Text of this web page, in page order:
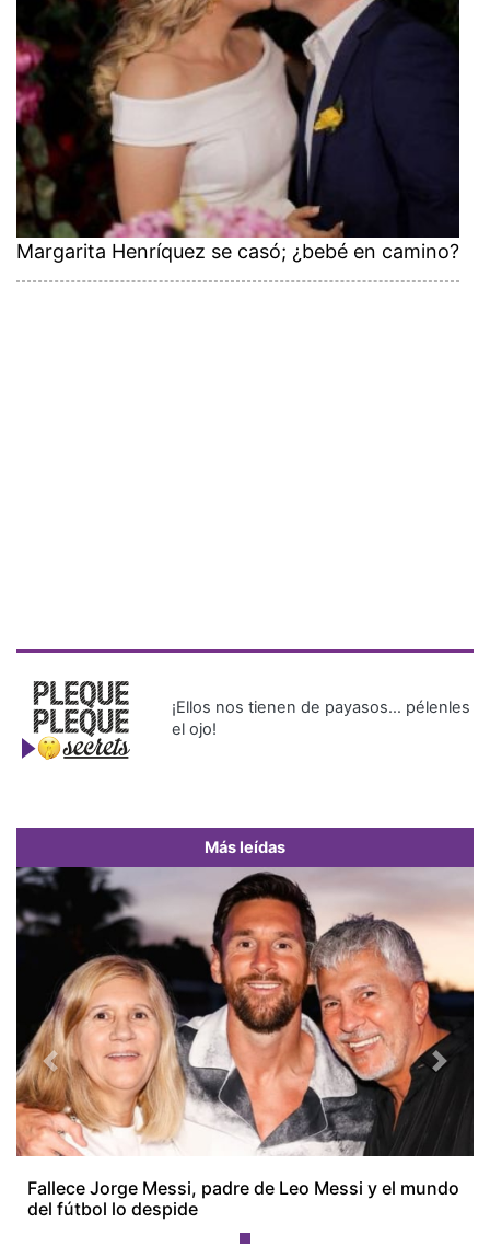
Margarita Henríquez se casó; ¿bebé en camino?
¡Ellos nos tienen de payasos… pélenles
el ojo!
Más leídas
Fallece Jorge Messi, padre de Leo Messi y el mundo
del fútbol lo despide
Previous Next